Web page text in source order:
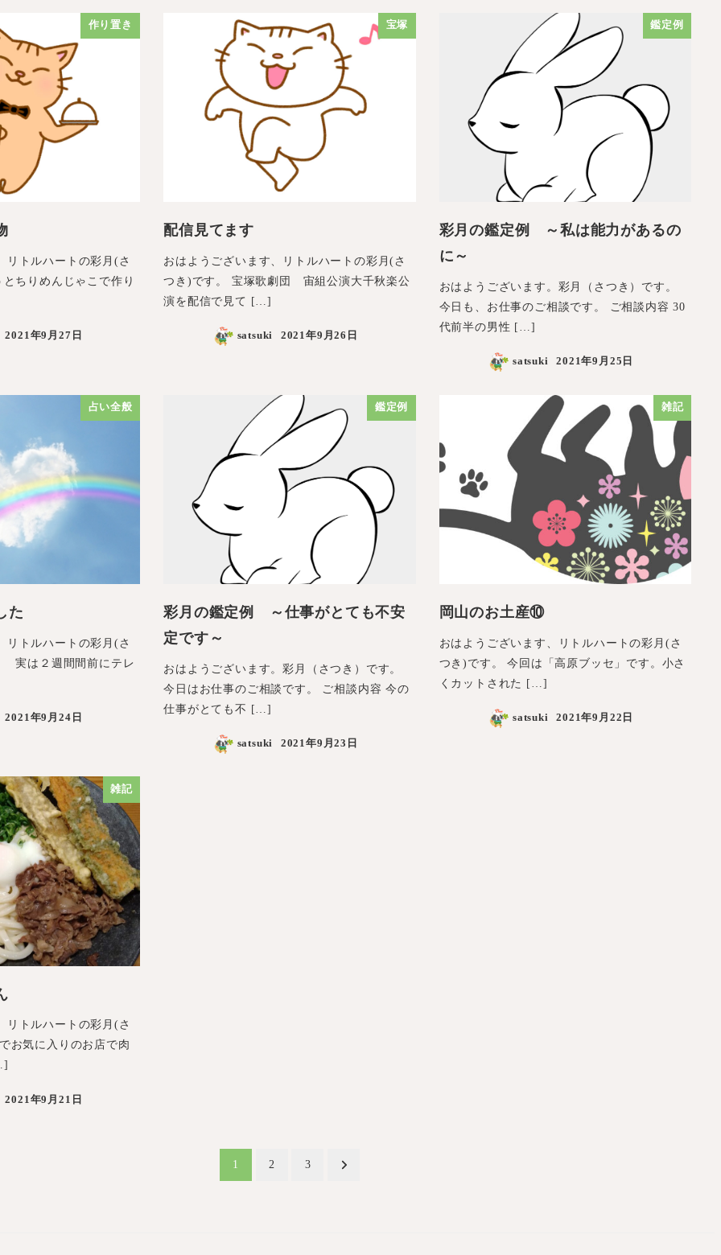
作り置き
リトルハートの彩月(さ
ちりめんじゃこで作り
2021年9月27日
宝塚
配信見てます
おはようございます、リトルハートの彩月(さ
つき)です。 宝塚歌劇団 宙組公演大千秋楽公
演を配信で見て […]
satsuki 2021年9月26日
鑑定例
彩月の鑑定例 ～私は能力があるの
に～
おはようございます。彩月（さつき）です。
今日も、お仕事のご相談です。 ご相談内容 30
代前半の男性 […]
satsuki 2021年9月25日
占い全般
た
リトルハートの彩月(さ
２週間間前にテレ
2021年9月24日
鑑定例
彩月の鑑定例 ～仕事がとても不安
定です～
おはようございます。彩月（さつき）です。
今日はお仕事のご相談です。 ご相談内容 今の
仕事がとても不 […]
satsuki 2021年9月23日
雑記
岡山のお土産⑩
おはようございます、リトルハートの彩月(さ
つき)です。 今回は「高原ブッセ」です。小さ
くカットされた […]
satsuki 2021年9月22日
雑記
リトルハートの彩月(さ
お気に入りのお店で肉
2021年9月21日
1 2 3